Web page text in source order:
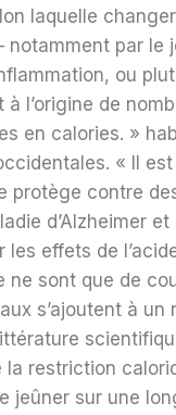
laquelle
notamment par le
ou
l’origine de
en calories. »
« Il
protège contre
d’Alzheimer
les effets de
ne sont que de
s’ajoutent à un
la restriction
jeûner sur une